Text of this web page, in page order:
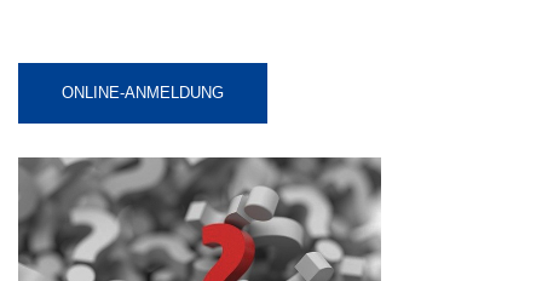
ONLINE-ANMELDUNG